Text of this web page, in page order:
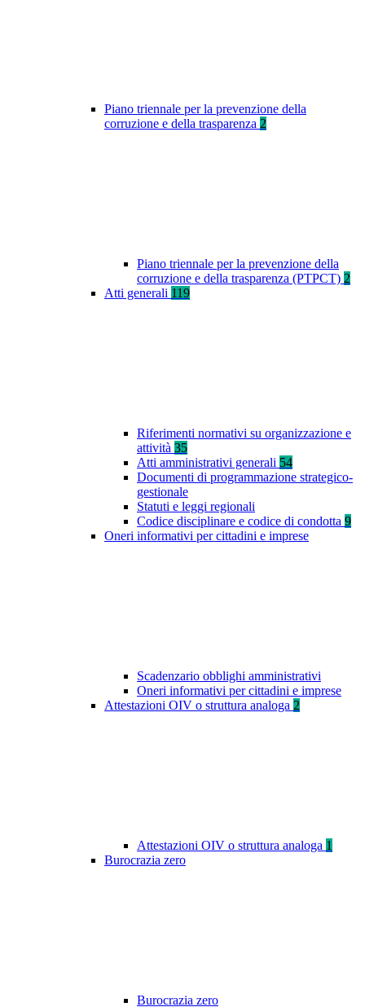
Piano triennale per la prevenzione della
corruzione e della trasparenza 2
Piano triennale per la prevenzione della
corruzione e della trasparenza (PTPCT) 2
Atti generali 119
Riferimenti normativi su organizzazione e
attività 35
Atti amministrativi generali 54
Documenti di programmazione strategico-
gestionale
Statuti e leggi regionali
Codice disciplinare e codice di condotta 9
Oneri informativi per cittadini e imprese
Scadenzario obblighi amministrativi
Oneri informativi per cittadini e imprese
Attestazioni OIV o struttura analoga 2
Attestazioni OIV o struttura analoga 1
Burocrazia zero
Burocrazia zero